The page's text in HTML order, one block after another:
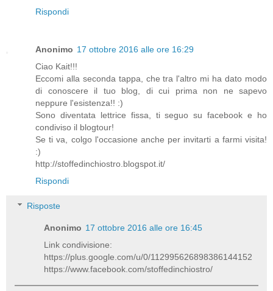
Rispondi
Anonimo 17 ottobre 2016 alle ore 16:29
Ciao Kait!!!
Eccomi alla seconda tappa, che tra l'altro mi ha dato modo
di conoscere il tuo blog, di cui prima non ne sapevo
neppure l'esistenza!! :)
Sono diventata lettrice fissa, ti seguo su facebook e ho
condiviso il blogtour!
Se ti va, colgo l'occasione anche per invitarti a farmi visita!
:)
http://stoffedinchiostro.blogspot.it/
Rispondi
Risposte
Anonimo 17 ottobre 2016 alle ore 16:45
Link condivisione:
https://plus.google.com/u/0/112995626898386144152
https://www.facebook.com/stoffedinchiostro/